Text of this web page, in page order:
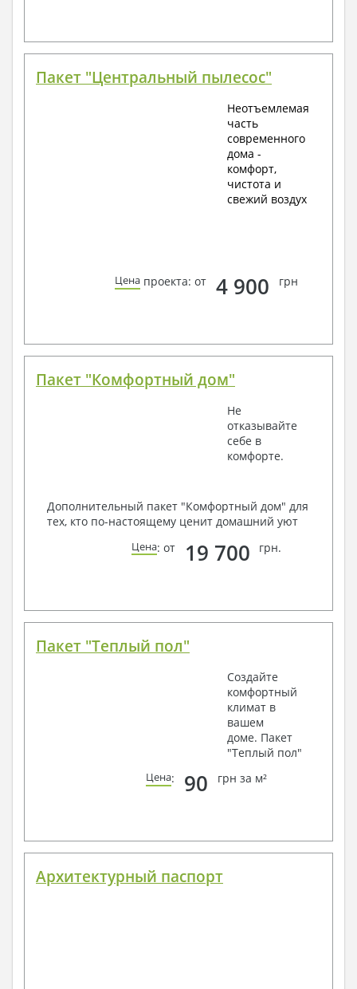
Пакет "Центральный пылесос"
Неотъемлемая
часть
современного
дома -
комфорт,
чистота и
свежий воздух
Цена проекта: от 4 900 грн
Пакет "Комфортный дом"
Не
отказывайте
себе в
комфорте.
Дополнительный пакет "Комфортный дом" для
тех, кто по-настоящему ценит домашний уют
Цена: от 19 700 грн.
Пакет "Теплый пол"
Создайте
комфортный
климат в
вашем
доме. Пакет
"Теплый пол"
Цена: 90 грн за м²
Архитектурный паспорт